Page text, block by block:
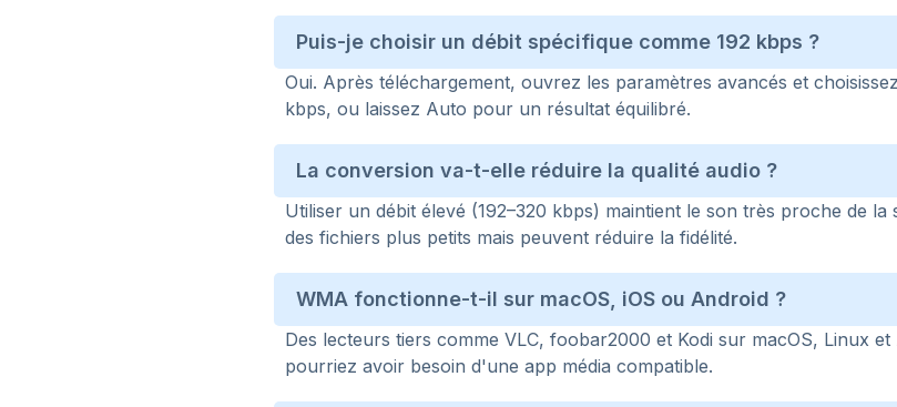
Puis-je choisir un débit spécifique comme 192 kbps ?
Oui. Après téléchargement, ouvrez les paramètres avancés et
kbps, ou laissez Auto pour un résultat équilibré.
La conversion va-t-elle réduire la qualité audio ?
Utiliser un débit élevé (192–320 kbps) maintient le son très proche de
des fichiers plus petits mais peuvent réduire la fidélité.
WMA fonctionne-t-il sur macOS, iOS ou Android ?
Des lecteurs tiers comme VLC, foobar2000 et Kodi sur macOS, Linux
pourriez avoir besoin d'une app média compatible.